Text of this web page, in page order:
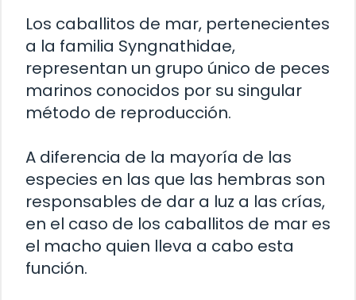
Los caballitos de mar, pertenecientes
a la familia Syngnathidae,
representan un grupo único de peces
marinos conocidos por su singular
método de reproducción.
A diferencia de la mayoría de las
especies en las que las hembras son
responsables de dar a luz a las crías,
en el caso de los caballitos de mar es
el macho quien lleva a cabo esta
función.